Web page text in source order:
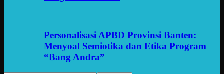
Personalisasi APBD Provinsi Banten:
Menyoal Semiotika dan Etika Program
“Bang Andra”